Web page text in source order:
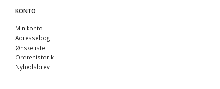
KONTO
Min konto
Adressebog
Ønskeliste
Ordrehistorik
Nyhedsbrev